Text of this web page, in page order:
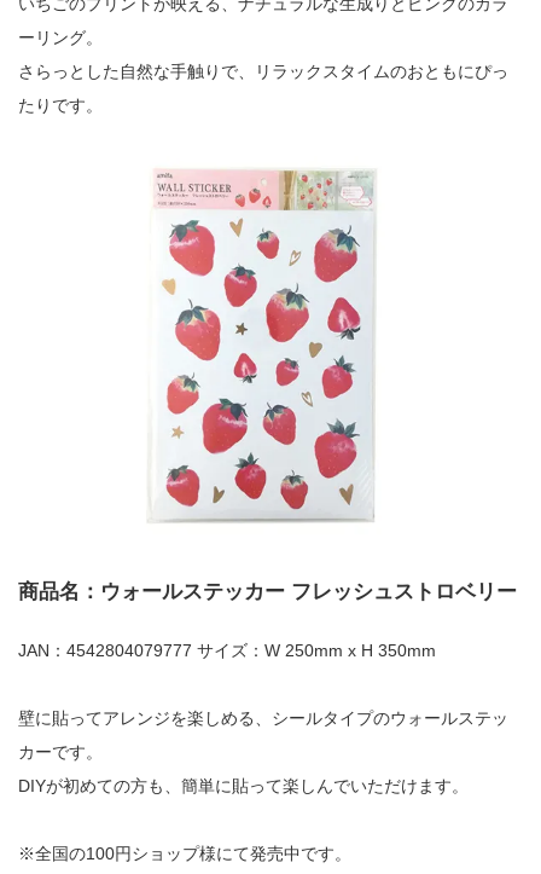
ーリング。
さらっとした自然な手触りで、リラックスタイムのおともにぴっ
たりです。
商品名：ウォールステッカー フレッシュストロベリー
JAN：4542804079777 サイズ：W 250mm x H 350mm
壁に貼ってアレンジを楽しめる、シールタイプのウォールステッ
カーです。
DIYが初めての方も、簡単に貼って楽しんでいただけます。
※全国の100円ショップ様にて発売中です。